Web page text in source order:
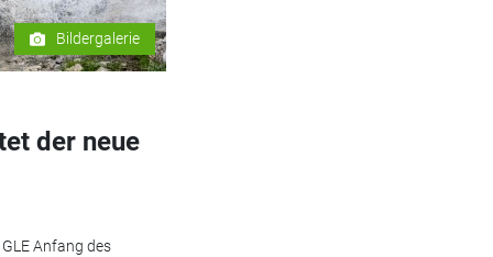
Bildergalerie
der neue
Anfang des